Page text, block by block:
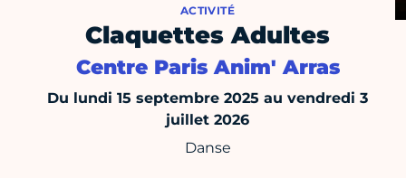
ACTIVITÉ
Claquettes Adultes
Centre Paris Anim' Arras
Du lundi 15 septembre 2025 au vendredi 3
juillet 2026
Danse